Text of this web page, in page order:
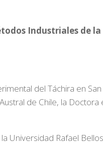
Industriales de la
del Táchira en
de Chile, la
Universidad Rafael